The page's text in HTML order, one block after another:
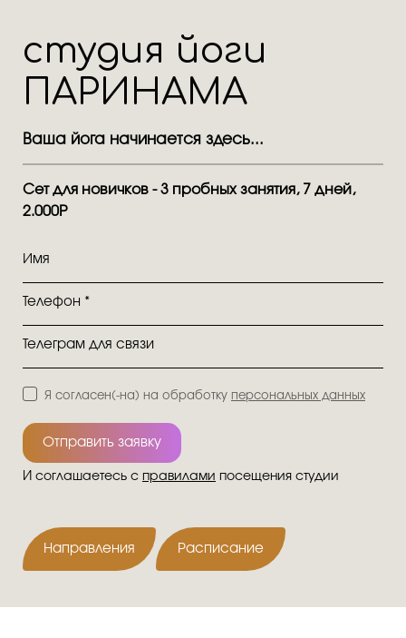
студия йоги
ПАРИНАМА
Ваша йога начинается здесь...
Сет для новичков - 3 пробных занятия, 7 дней,
2.000Р
Имя
Телефон *
Телеграм для связи
Отправить заявку
Я согласен(-на) на обработку персональных данных
И соглашаетесь с правилами посещения студии
Направления Расписание